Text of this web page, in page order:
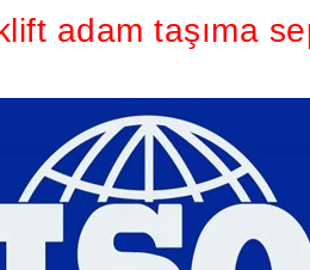
adam taşıma